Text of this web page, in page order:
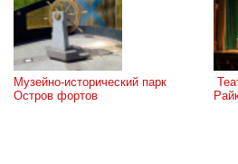
Музейно-исторический парк
Остров фортов